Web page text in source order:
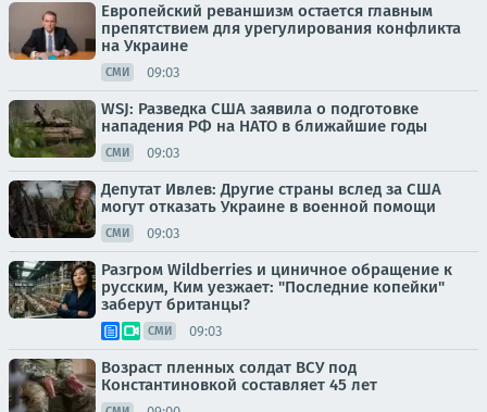
Европейский реваншизм остается главным
препятствием для урегулирования конфликта
на Украине
СМИ 09:03
WSJ: Разведка США заявила о подготовке
нападения РФ на НАТО в ближайшие годы
СМИ 09:03
Депутат Ивлев: Другие страны вслед за США
могут отказать Украине в военной помощи
СМИ 09:03
Разгром Wildberries и циничное обращение к
русским, Ким уезжает: "Последние копейки"
заберут британцы?
СМИ 09:03
Возраст пленных солдат ВСУ под
Константиновкой составляет 45 лет